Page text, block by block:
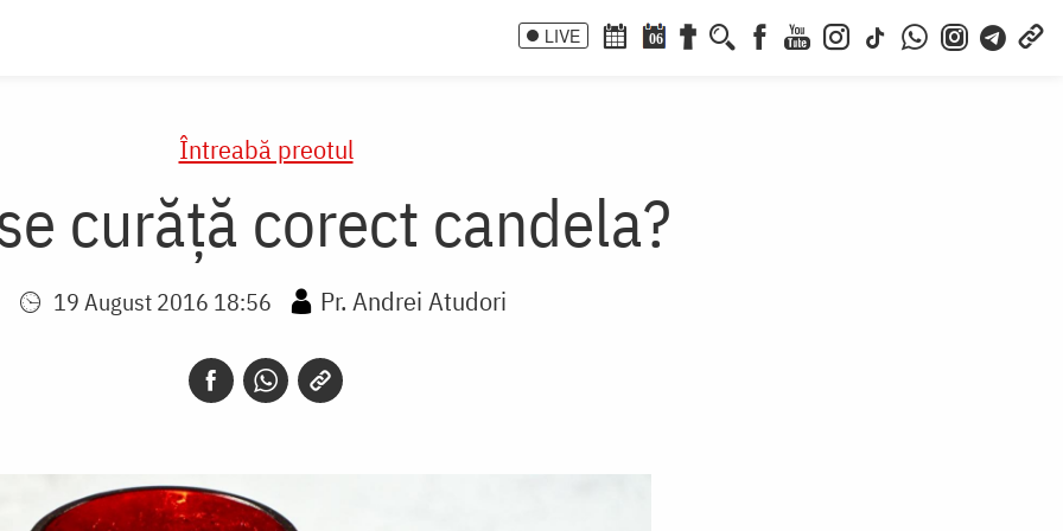
LIVE 06
Întreabă preotul
curăță corect candela?
19 August 2016 18:56 Pr. Andrei Atudori